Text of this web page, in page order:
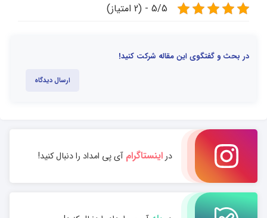
5/5 - (2 امتیاز)
در بحث و گفتگوی این مقاله شرکت کنید!
ارسال دیدگاه
دراینستاگرامآی پی امداد را دنبال کنید!